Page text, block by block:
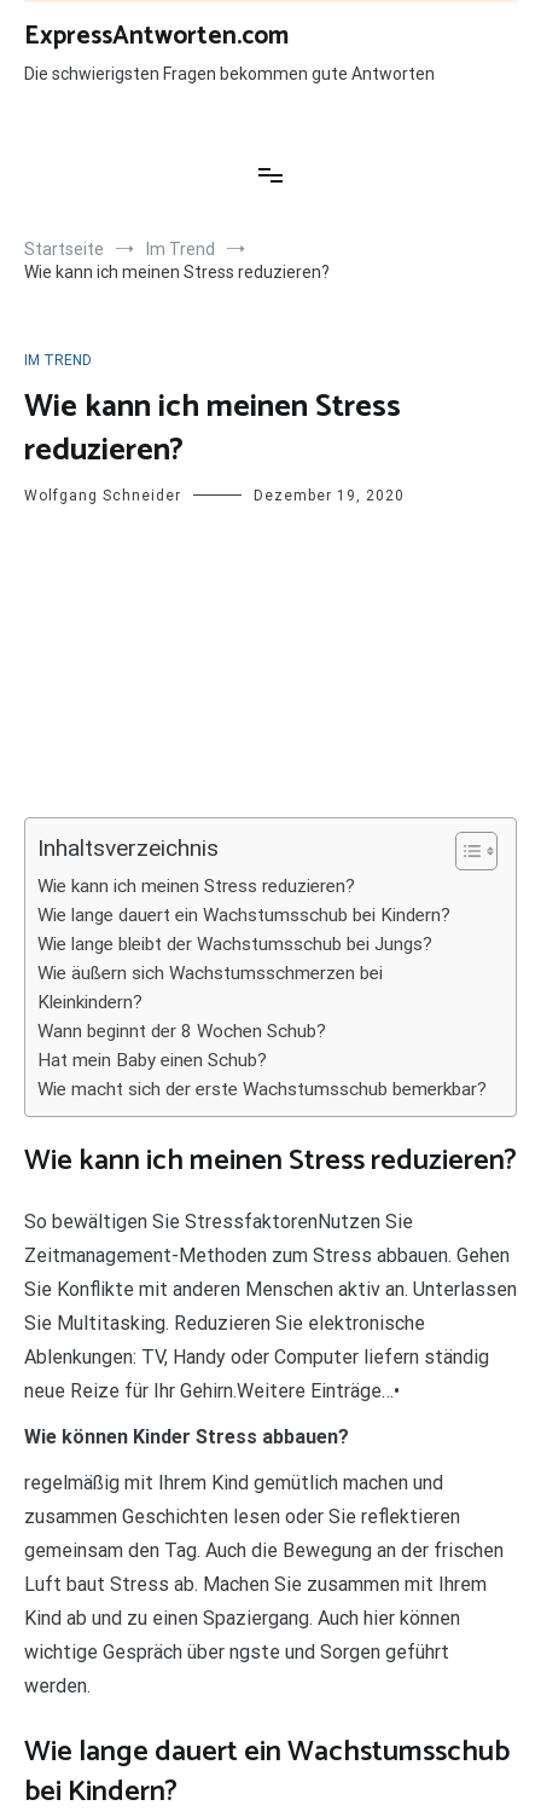
Zum
Inhalt
springen
ExpressAntworten.com
Die schwierigsten Fragen bekommen gute Antworten
Startseite
Im Trend
Wie kann ich meinen Stress reduzieren?
IM TREND
Wie kann ich meinen Stress
reduzieren?
Wolfgang Schneider Dezember 19, 2020
Inhaltsverzeichnis
Wie kann ich meinen Stress reduzieren?
Wie lange dauert ein Wachstumsschub bei Kindern?
Wie lange bleibt der Wachstumsschub bei Jungs?
Wie äußern sich Wachstumsschmerzen bei
Kleinkindern?
Wann beginnt der 8 Wochen Schub?
Hat mein Baby einen Schub?
Wie macht sich der erste Wachstumsschub bemerkbar?
Wie kann ich meinen Stress reduzieren?
So bewältigen Sie StressfaktorenNutzen Sie
Zeitmanagement-Methoden zum Stress abbauen. Gehen
Sie Konflikte mit anderen Menschen aktiv an. Unterlassen
Sie Multitasking. Reduzieren Sie elektronische
Ablenkungen: TV, Handy oder Computer liefern ständig
neue Reize für Ihr Gehirn.Weitere Einträge…•
Wie können Kinder Stress abbauen?
regelmäßig mit Ihrem Kind gemütlich machen und
zusammen Geschichten lesen oder Sie reflektieren
gemeinsam den Tag. Auch die Bewegung an der frischen
Luft baut Stress ab. Machen Sie zusammen mit Ihrem
Kind ab und zu einen Spaziergang. Auch hier können
wichtige Gespräch über ngste und Sorgen geführt
werden.
Wie lange dauert ein Wachstumsschub
bei Kindern?